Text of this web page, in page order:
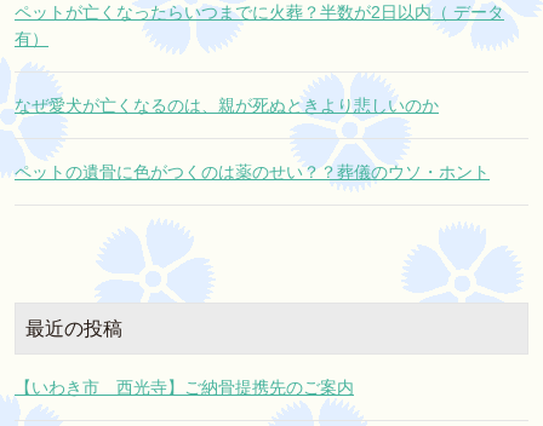
ペットが亡くなったらいつまでに火葬？半数が2日以内（ データ
有）
なぜ愛犬が亡くなるのは、親が死ぬときより悲しいのか
ペットの遺骨に色がつくのは薬のせい？？葬儀のウソ・ホント
最近の投稿
【いわき市 西光寺】ご納骨提携先のご案内